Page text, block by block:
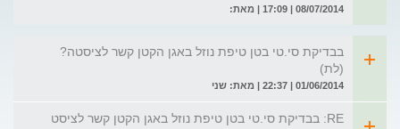
08/07/2014 | 17:09 | מאת:
בבדיקת סי.טי בטן טיפת נוזל באגן הקטן קשר לציסטה?
(לת)
01/06/2014 | 22:37 | מאת: שני
RE: בבדיקת סי.טי בטן טיפת נוזל באגן הקטן קשר לציסט